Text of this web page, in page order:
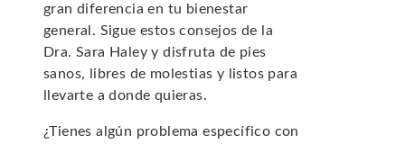
gran diferencia en tu bienestar
general. Sigue estos consejos de la
Dra. Sara Haley y disfruta de pies
sanos, libres de molestias y listos para
llevarte a donde quieras.
¿Tienes algún problema específico con